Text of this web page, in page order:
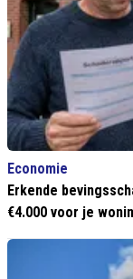
Economie
Erkende
€4.000 voor je